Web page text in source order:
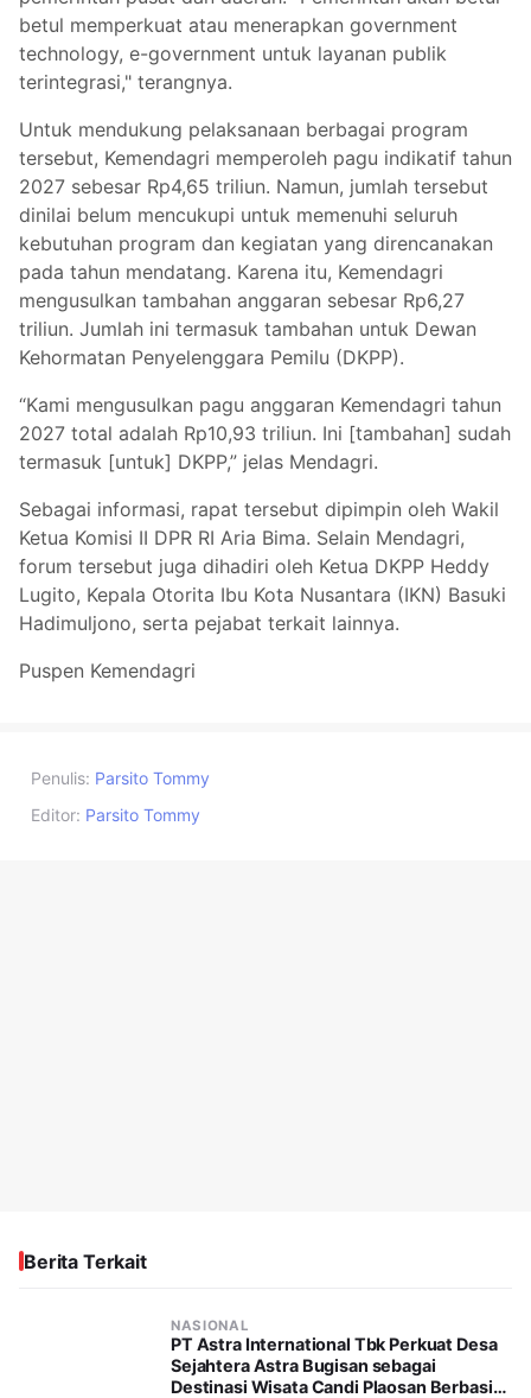
betul memperkuat atau menerapkan government
technology, e-government untuk layanan publik
terintegrasi," terangnya.
Untuk mendukung pelaksanaan berbagai program
tersebut, Kemendagri memperoleh pagu indikatif tahun
2027 sebesar Rp4,65 triliun. Namun, jumlah tersebut
dinilai belum mencukupi untuk memenuhi seluruh
kebutuhan program dan kegiatan yang direncanakan
pada tahun mendatang. Karena itu, Kemendagri
mengusulkan tambahan anggaran sebesar Rp6,27
triliun. Jumlah ini termasuk tambahan untuk Dewan
Kehormatan Penyelenggara Pemilu (DKPP).
“Kami mengusulkan pagu anggaran Kemendagri tahun
2027 total adalah Rp10,93 triliun. Ini [tambahan] sudah
termasuk [untuk] DKPP,” jelas Mendagri.
Sebagai informasi, rapat tersebut dipimpin oleh Wakil
Ketua Komisi II DPR RI Aria Bima. Selain Mendagri,
forum tersebut juga dihadiri oleh Ketua DKPP Heddy
Lugito, Kepala Otorita Ibu Kota Nusantara (IKN) Basuki
Hadimuljono, serta pejabat terkait lainnya.
Puspen Kemendagri
Penulis: Parsito Tommy
Editor: Parsito Tommy
Berita Terkait
NASIONAL
PT Astra International Tbk Perkuat Desa
Sejahtera Astra Bugisan sebagai
Destinasi Wisata Candi Plaosan Berbasis